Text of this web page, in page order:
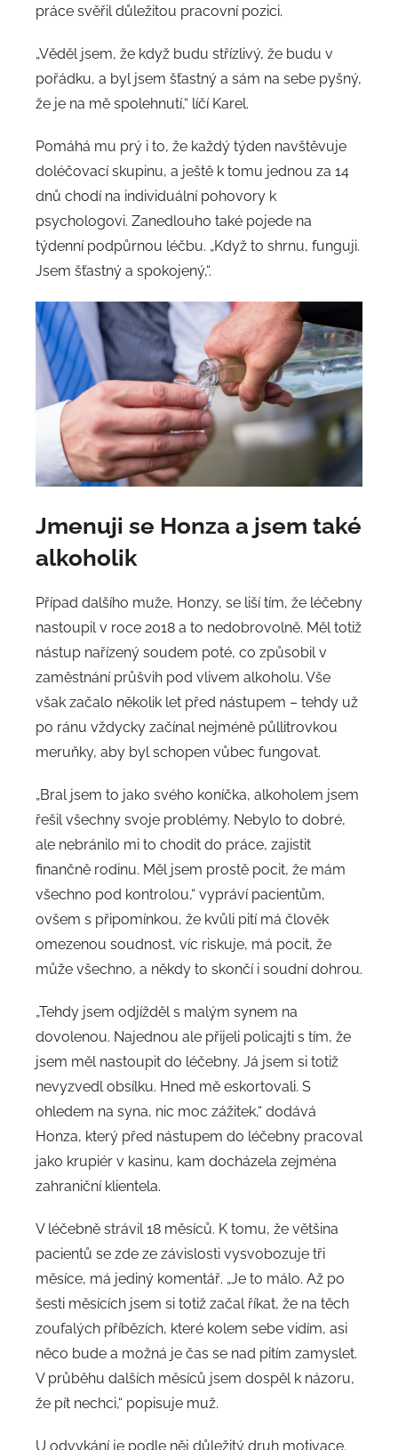
práce svěřil důležitou pracovní pozici.
„Věděl jsem, že když budu střízlivý, že budu v
pořádku, a byl jsem šťastný a sám na sebe pyšný,
že je na mě spolehnutí,“ líčí Karel.
Pomáhá mu prý i to, že každý týden navštěvuje
doléčovací skupinu, a ještě k tomu jednou za 14
dnů chodí na individuální pohovory k
psychologovi. Zanedlouho také pojede na
týdenní podpůrnou léčbu. „Když to shrnu, funguji.
Jsem šťastný a spokojený,“.
Jmenuji se Honza a jsem také
alkoholik
Případ dalšího muže, Honzy, se liší tím, že léčebny
nastoupil v roce 2018 a to nedobrovolně. Měl totiž
nástup nařízený soudem poté, co způsobil v
zaměstnání průšvih pod vlivem alkoholu. Vše
však začalo několik let před nástupem – tehdy už
po ránu vždycky začínal nejméně půllitrovkou
meruňky, aby byl schopen vůbec fungovat.
„Bral jsem to jako svého koníčka, alkoholem jsem
řešil všechny svoje problémy. Nebylo to dobré,
ale nebránilo mi to chodit do práce, zajistit
finančně rodinu. Měl jsem prostě pocit, že mám
všechno pod kontrolou,“ vypráví pacientům,
ovšem s připomínkou, že kvůli pití má člověk
omezenou soudnost, víc riskuje, má pocit, že
může všechno, a někdy to skončí i soudní dohrou.
„Tehdy jsem odjížděl s malým synem na
dovolenou. Najednou ale přijeli policajti s tím, že
jsem měl nastoupit do léčebny. Já jsem si totiž
nevyzvedl obsílku. Hned mě eskortovali. S
ohledem na syna, nic moc zážitek,“ dodává
Honza, který před nástupem do léčebny pracoval
jako krupiér v kasinu, kam docházela zejména
zahraniční klientela.
V léčebně strávil 18 měsíců. K tomu, že většina
pacientů se zde ze závislosti vysvobozuje tři
měsíce, má jediný komentář. „Je to málo. Až po
šesti měsících jsem si totiž začal říkat, že na těch
zoufalých příbězích, které kolem sebe vidím, asi
něco bude a možná je čas se nad pitím zamyslet.
V průběhu dalších měsíců jsem dospěl k názoru,
že pít nechci,“ popisuje muž.
U odvykání je podle něj důležitý druh motivace.